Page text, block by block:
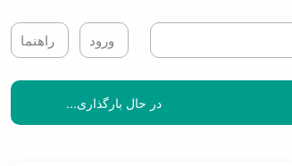
ورود راهنما
در حال بارگذاری...